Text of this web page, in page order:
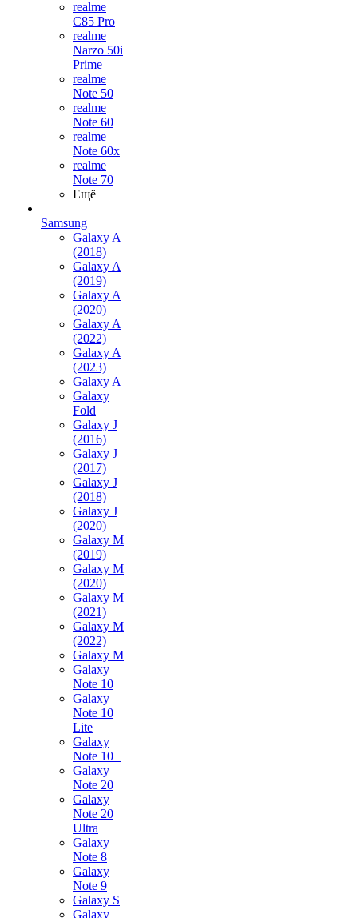
realme
C85 Pro
realme
Narzo 50i
Prime
realme
Note 50
realme
Note 60
realme
Note 60x
realme
Note 70
Ещё
Samsung
Galaxy A
(2018)
Galaxy A
(2019)
Galaxy A
(2020)
Galaxy A
(2022)
Galaxy A
(2023)
Galaxy A
Galaxy
Fold
Galaxy J
(2016)
Galaxy J
(2017)
Galaxy J
(2018)
Galaxy J
(2020)
Galaxy M
(2019)
Galaxy M
(2020)
Galaxy M
(2021)
Galaxy M
(2022)
Galaxy M
Galaxy
Note 10
Galaxy
Note 10
Lite
Galaxy
Note 10+
Galaxy
Note 20
Galaxy
Note 20
Ultra
Galaxy
Note 8
Galaxy
Note 9
Galaxy S
Galaxy